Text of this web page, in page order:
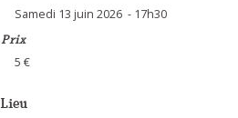
Samedi 13 juin 2026 - 17h30
Prix
5 €
Lieu